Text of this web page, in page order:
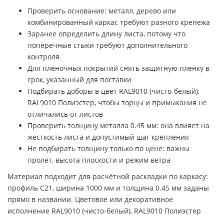
Проверить основание: металл, дерево или
комбинированный каркас требуют разного крепежа
Заранее определить длину листа, потому что
поперечные стыки требуют дополнительного
контроля
Для плёночных покрытий снять защитную плёнку в
срок, указанный для поставки
Подбирать доборы в цвет RAL9010 (чисто-белый),
RAL9010 Полиэстер, чтобы торцы и примыкания не
отличались от листов
Проверить толщину металла 0.45 мм: она влияет на
жёсткость листа и допустимый шаг крепления
Не подбирать толщину только по цене: важны
пролёт, высота плоскости и режим ветра
Материал подходит для расчётной раскладки по каркасу:
профиль C21, ширина 1000 мм и толщина 0.45 мм заданы
прямо в названии. Цветовое или декоративное
исполнение RAL9010 (чисто-белый), RAL9010 Полиэстер